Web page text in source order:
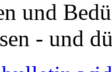
und
- und